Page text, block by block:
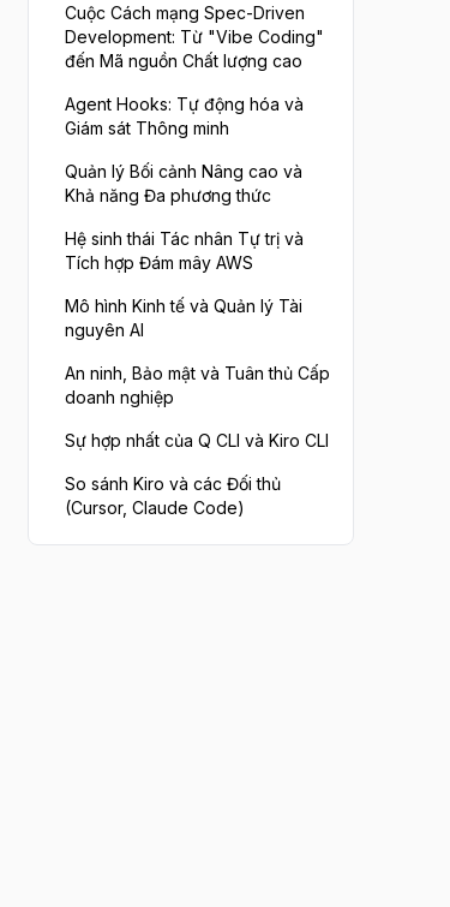
Cuộc Cách mạng Spec-Driven
Development: Từ "Vibe Coding"
đến Mã nguồn Chất lượng cao
Agent Hooks: Tự động hóa và
Giám sát Thông minh
Quản lý Bối cảnh Nâng cao và
Khả năng Đa phương thức
Hệ sinh thái Tác nhân Tự trị và
Tích hợp Đám mây AWS
Mô hình Kinh tế và Quản lý Tài
nguyên AI
An ninh, Bảo mật và Tuân thủ Cấp
doanh nghiệp
Sự hợp nhất của Q CLI và Kiro CLI
So sánh Kiro và các Đối thủ
(Cursor, Claude Code)